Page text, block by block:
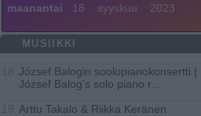
maanantai 18 syyskuu 2023
MUSIIKKI
József Balogin soolopianokonsertti |
József Balog’s solo piano r...
Arttu Takalo & Riikka Keränen